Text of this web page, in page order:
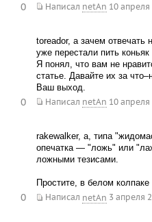
Написал netAn 10 апреля
0
toreador, а зачем отвечать
уже перестали пить
Я понял, что вам не
статье. Давайте их за
Ваш выход.
Написал netAn 10 апреля
0
rakewalker, а, типа
опечатка — "ложь" или
ложными тезисами.
Простите, в белом
Написал netAn 3 апреля
0